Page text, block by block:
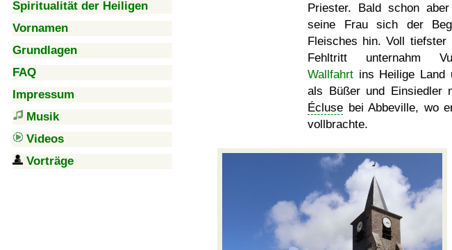
Spiritualität der Heiligen
Vornamen
Grundlagen
FAQ
Impressum
Musik
Videos
Vorträge
Priester. Bald schon
seine Frau sich der
Fleisches hin. Voll tiefster
Fehltritt unternahm
Wallfahrt ins Heilige Land
als Büßer und Einsiedler
Écluse bei Abbeville, wo
vollbrachte.